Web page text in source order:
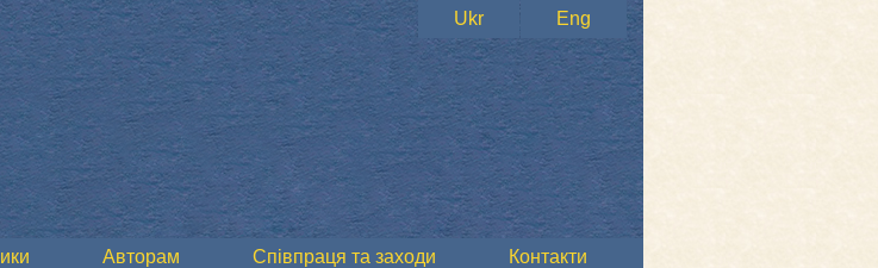
Ukr Eng
Авторам Співпраця та заходи Контакти